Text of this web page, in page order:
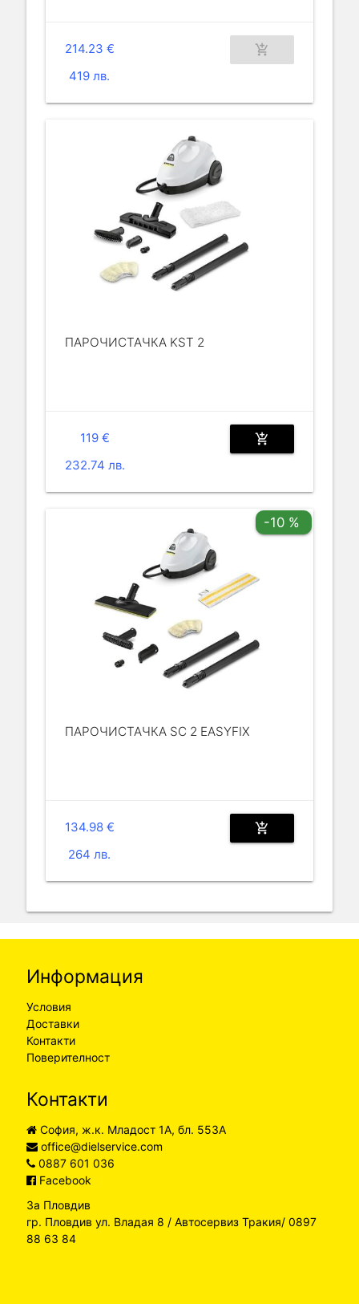
214.23 €
419 лв.
add_shopping_cart
ПАРОЧИСТАЧКА KST 2
119 €
232.74 лв.
add_shopping_cart
-10 %
ПАРОЧИСТАЧКА SC 2 EASYFIX
134.98 €
264 лв.
add_shopping_cart
Информация
Условия
Доставки
Контакти
Поверителност
Контакти
София, ж.к. Младост 1А, бл. 553А
office@dielservice.com
0887 601 036
Facebook
За Пловдив
гр. Пловдив ул. Владая 8 / Автосервиз Тракия/ 0897
88 63 84